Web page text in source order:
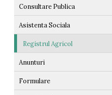
Consultare Publica
Asistenta Sociala
Registrul Agricol
Anunturi
Formulare